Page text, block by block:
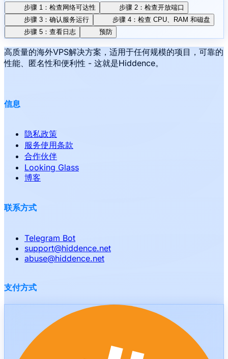
步骤 1：检查网络可达性
步骤 2：检查开放端口
步骤 3：确认服务运行
步骤 4：检查 CPU、RAM 和磁盘
步骤 5：查看日志
预防
高质量的海外VPS解决方案，适用于任何规模的项目，可靠的
性能、匿名性和便利性 - 这就是Hiddence。
信息
隐私政策
服务使用条款
合作伙伴
Looking Glass
博客
联系方式
Telegram Bot
support@hiddence.net
abuse@hiddence.net
支付方式